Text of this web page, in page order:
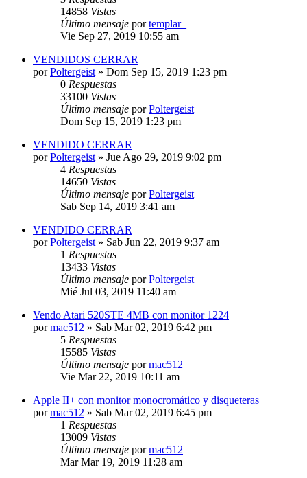
14858 Vistas
Último mensaje portemplar_
Vie Sep 27, 2019 10:55 am
VENDIDOS CERRAR
porPoltergeist » Dom Sep 15, 2019 1:23 pm
0 Respuestas
33100 Vistas
Último mensaje porPoltergeist
Dom Sep 15, 2019 1:23 pm
VENDIDO CERRAR
porPoltergeist » Jue Ago 29, 2019 9:02 pm
4 Respuestas
14650 Vistas
Último mensaje porPoltergeist
Sab Sep 14, 2019 3:41 am
VENDIDO CERRAR
porPoltergeist » Sab Jun 22, 2019 9:37 am
1 Respuestas
13433 Vistas
Último mensaje porPoltergeist
Mié Jul 03, 2019 11:40 am
Vendo Atari 520STE 4MB con monitor 1224
pormac512 » Sab Mar 02, 2019 6:42 pm
5 Respuestas
15585 Vistas
Último mensaje pormac512
Vie Mar 22, 2019 10:11 am
Apple II+ con monitor monocromático y disqueteras
pormac512 » Sab Mar 02, 2019 6:45 pm
1 Respuestas
13009 Vistas
Último mensaje pormac512
Mar Mar 19, 2019 11:28 am